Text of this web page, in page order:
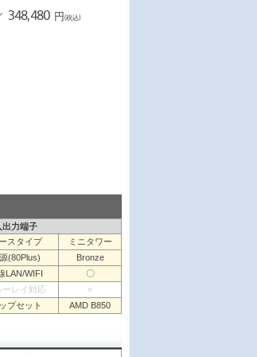
348,480 円(税込)
出力端子
スタイプ
ミニタワー
(80Plus)
Bronze
LAN/WIFI
〇
ーレイ対応
×
プセット AMD B850